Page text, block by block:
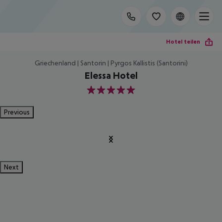
Hotel teilen
Griechenland | Santorin | Pyrgos Kallistis (Santorini)
Elessa Hotel
5
Previous
Next